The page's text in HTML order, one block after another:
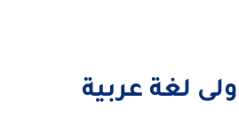
لغة عربية